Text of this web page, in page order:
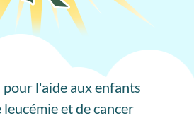
l'aide aux enfants
et de cancer